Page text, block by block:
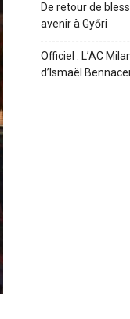
De retour de
avenir à Győri
Officiel : L’AC
d’Ismaël